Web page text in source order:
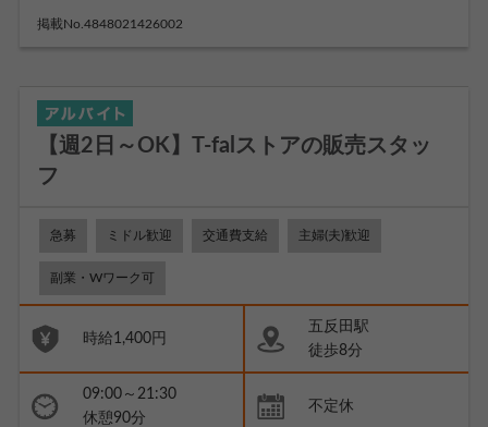
掲載No.4848021426002
【週2日～OK】T-falストアの販売スタッ
フ
急募 ミドル歓迎 交通費支給 主婦(夫)歓迎
副業・Wワーク可
時給1,400円
五反田駅
徒歩8分
09:00～21:30
休憩90分
不定休